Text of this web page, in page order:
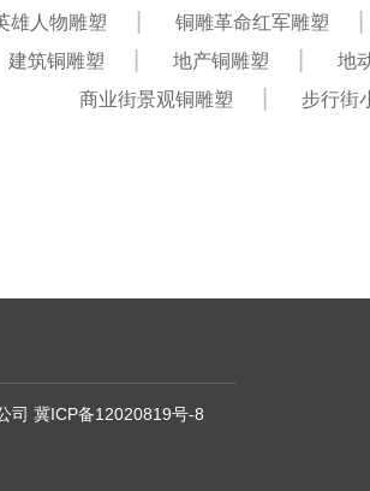
雄人物雕塑 铜雕革命红军雕塑
建筑铜雕塑 地产铜雕塑 地
商业街景观铜雕塑
步行街
司 冀ICP备12020819号-8